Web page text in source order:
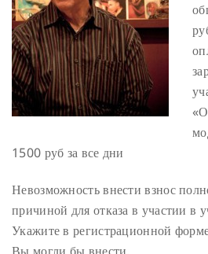
1500 руб за все дни
Невозможность внести взнос
причиной для отказа в участии в
Укажите в регистрационной